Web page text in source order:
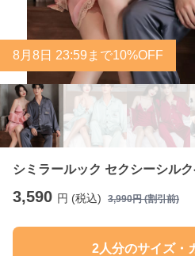
8月 8日 23:59まで10%OFF
シミラールック セクシーシル
3,590 円 (税込) 3,990円 (割引前)
2人分のサイズ・